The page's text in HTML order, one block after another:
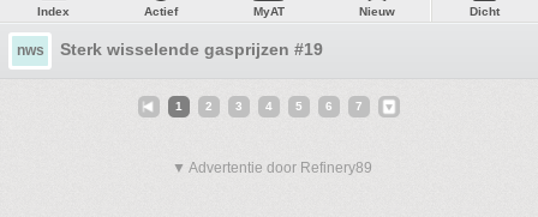
Index Actief MyAT Nieuw Dicht
nws Sterk wisselende gasprijzen #19
1 2 3 4 5 6 7
▼ Advertentie door Refinery89